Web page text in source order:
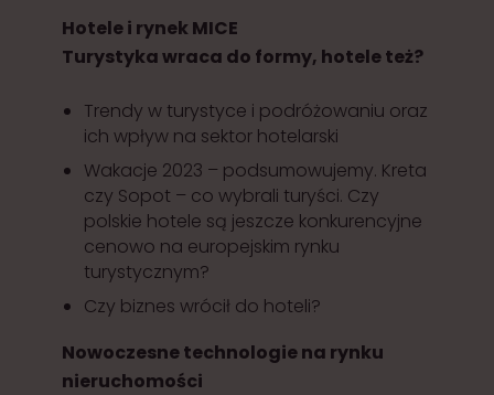
Hotele i rynek MICE
Turystyka wraca do formy, hotele też?
Trendy w turystyce i podróżowaniu oraz
ich wpływ na sektor hotelarski
Wakacje 2023 – podsumowujemy. Kreta
czy Sopot – co wybrali turyści. Czy
polskie hotele są jeszcze konkurencyjne
cenowo na europejskim rynku
turystycznym?
Czy biznes wrócił do hoteli?
Nowoczesne technologie na rynku
nieruchomości